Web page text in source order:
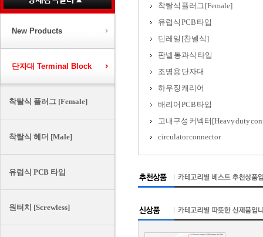
New Products
단자대 Terminal Block
착탈식 플러그 [Female]
착탈식 헤더 [Male]
유럽식 PCB 타입
원터치 [Screwless]
착탈식 플러그 [Female]
유럽식 PCB 타입
딘레일 [찬넬식]
판넬 통과식 타입
조명용 단자대
하우징 캐리어
배리어 PCB 타입
고내구성 커넥터[Heavy duty
circulator connector